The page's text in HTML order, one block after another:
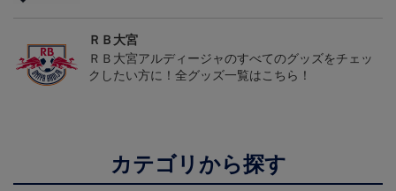
ＲＢ大宮
ＲＢ大宮アルディージャのすべてのグッズをチェッ
クしたい方に！全グッズ一覧はこちら！
カテゴリから探す